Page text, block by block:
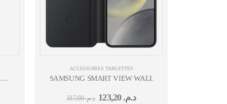
ACCESSOIRES TABLETTES
SAMSUNG SMART VIEW WALLET CASE BLACK
د.م.317,00 د.م. 123,20